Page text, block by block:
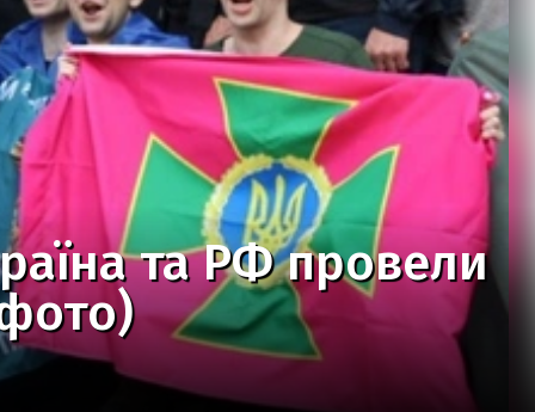
та РФ провели